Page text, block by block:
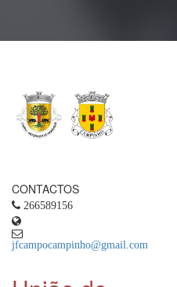
CONTACTOS
266589156
jfcampocampinho@gmail.com